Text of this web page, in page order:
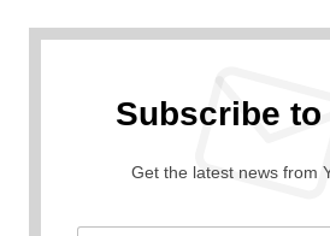
Subscribe
Get the latest news from